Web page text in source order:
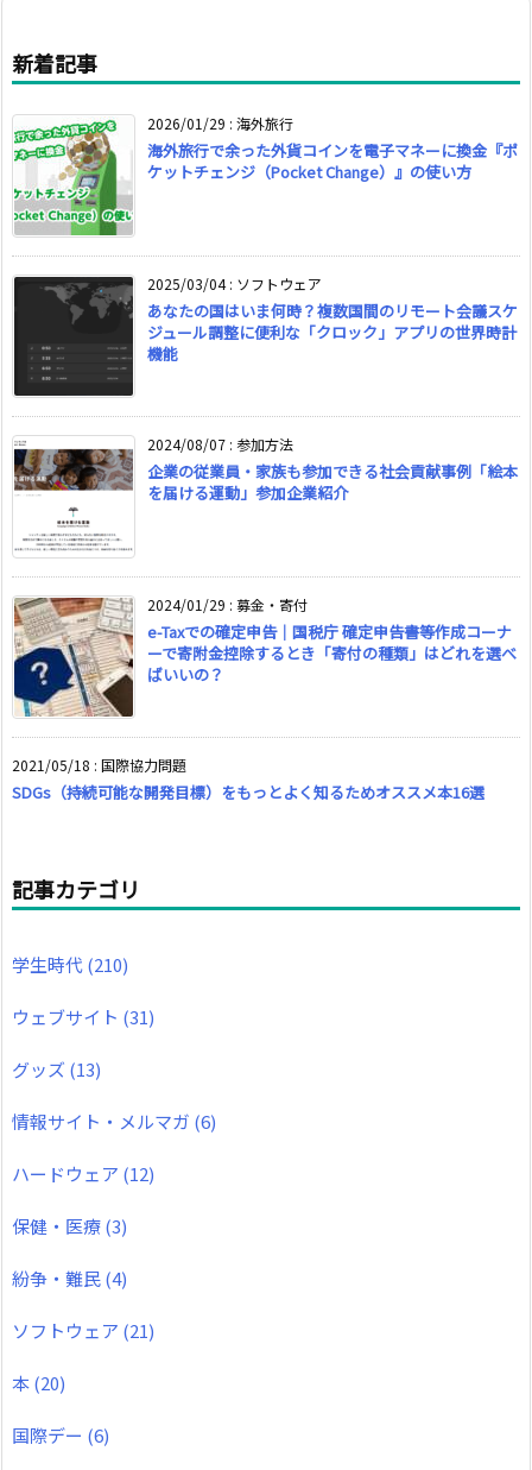
新着記事
2026/01/29 : 海外旅行
海外旅行で余った外貨コインを電子マネーに換金『ポ
ケットチェンジ（Pocket Change）』の使い方
2025/03/04: ソフトウェア
あなたの国はいま何時？複数国間のリモート会議スケ
ジュール調整に便利な「クロック」アプリの世界時計
機能
2024/08/07 : 参加方法
企業の従業員・家族も参加できる社会貢献事例「絵本
を届ける運動」参加企業紹介
2024/01/29 : 募金・寄付
e-Taxでの確定申告｜国税庁 確定申告書等作成コーナ
ーで寄附金控除するとき「寄付の種類」はどれを選べ
ばいいの？
2021/05/18 : 国際協力問題
SDGs（持続可能な開発目標）をもっとよく知るためオススメ本16選
記事カテゴリ
学生時代(210)
ウェブサイト (31)
グッズ (13)
情報サイト・メルマガ (6)
ハードウェア (12)
保健・医療(3)
紛争・難民(4)
ソフトウェア (21)
本(20)
国際デー (6)